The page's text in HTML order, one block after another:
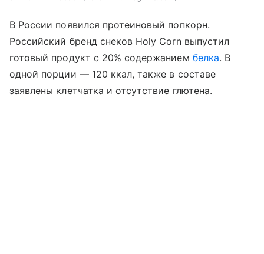
В России появился протеиновый попкорн.
Российский бренд снеков Holy Corn выпустил
готовый продукт с 20% содержанием белка. В
одной порции — 120 ккал, также в составе
заявлены клетчатка и отсутствие глютена.